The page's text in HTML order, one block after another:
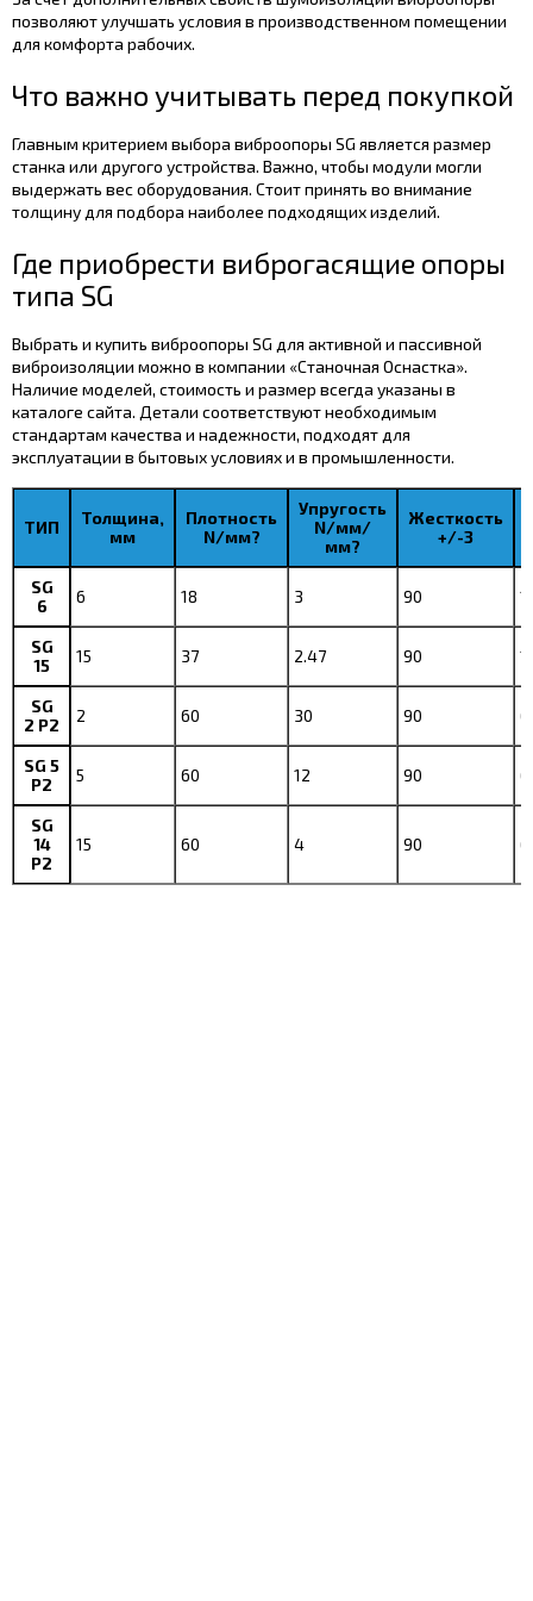
позволяют улучшать условия в производственном помещении
для комфорта рабочих.
Что важно учитывать перед покупкой
Главным критерием выбора виброопоры SG является размер
станка или другого устройства. Важно, чтобы модули могли
выдержать вес оборудования. Стоит принять во внимание
толщину для подбора наиболее подходящих изделий.
Где приобрести виброгасящие опоры
типа SG
Выбрать и купить виброопоры SG для активной и пассивной
виброизоляции можно в компании «Станочная Оснастка».
Наличие моделей, стоимость и размер всегда указаны в
каталоге сайта. Детали соответствуют необходимым
стандартам качества и надежности, подходят для
эксплуатации в бытовых условиях и в промышленности.
ТИП
Толщина,
мм
Плотность
N/мм?
Упругость
N/мм/
мм?
Жесткость
+/-3
SG
6
6 18 3 90
SG
15
15 37 2.47 90
SG
2 P2
2 60 30 90
SG 5
P2
5 60 12 90
SG
14
P2
15 60 4 90